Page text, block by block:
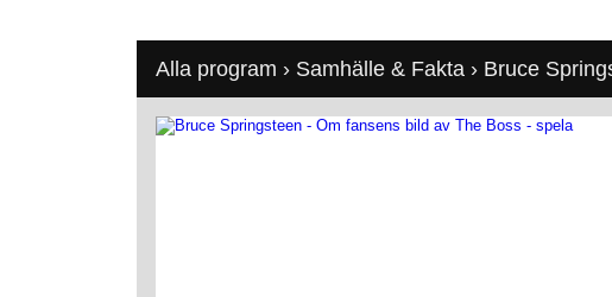
Alla program › Samhälle & Fakta › Bruce